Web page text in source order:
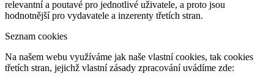
relevantní a poutavé pro jednotlivé uživatele, a proto jsou
hodnotnější pro vydavatele a inzerenty třetích stran.
Seznam cookies
Na našem webu využíváme jak naše vlastní cookies, tak cookies
třetích stran, jejichž vlastní zásady zpracování uvádíme zde: